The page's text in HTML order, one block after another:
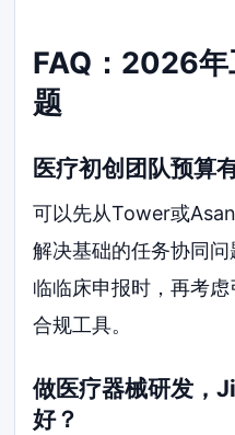
FAQ：2026年
题
医疗初创团队预算
可以先从Tower或
解决基础的任务协同
临临床申报时，再考
合规工具。
做医疗器械研发，
好？